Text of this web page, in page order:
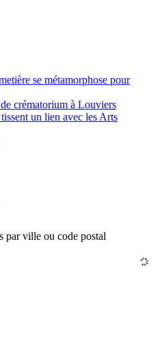
se métamorphose pour
crématorium à Louviers
un lien avec les Arts
par ville ou code postal